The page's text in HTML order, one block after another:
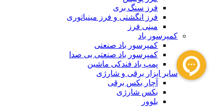
فرز سنگ بری
فرز انگشتی و فرز مینیاتوری
مینی فرز
کمپرسور باد
کمپرسور باد صنعتی
کمپرسور باد صنعتی بی صدا
پمپ باد فندکی ماشین
سایر ابزار برقی و شارژی
آچار بکس برقی
بکس شارژی
بلوور